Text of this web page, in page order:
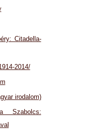
Citadella-
2014/
irodalom)
Szabolcs: